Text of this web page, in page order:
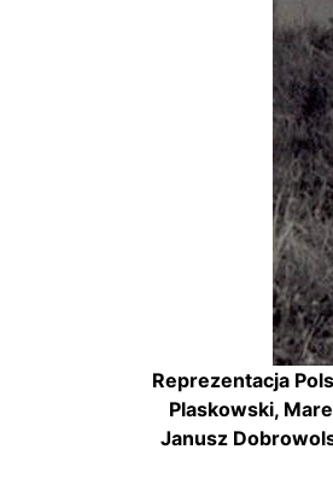
Reprezentacja
Plaskowski,
Janusz